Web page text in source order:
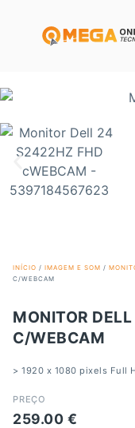
INÍCIO / IMAGEM E SOM /
C/WEBCAM
MONITOR
C/WEBCAM
> 1920 x 1080 pixels Full
PREÇO
259.00 €